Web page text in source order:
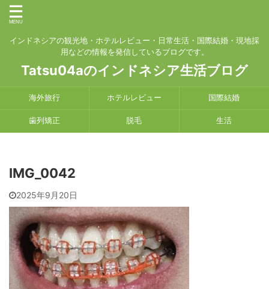
インドネシアの観光地・ホテルレビュー・日常生活・国際結婚・現地採
用などの情報を発信しているブログです。
Tatsu04aのインドネシア生活ブログ
海外旅行 ホテルレビュー 国際結婚
歯列矯正 脱毛 生活
IMG_0042
2025年9月20日